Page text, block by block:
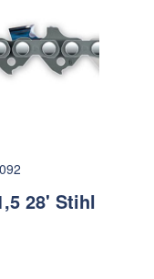
28' Stihl